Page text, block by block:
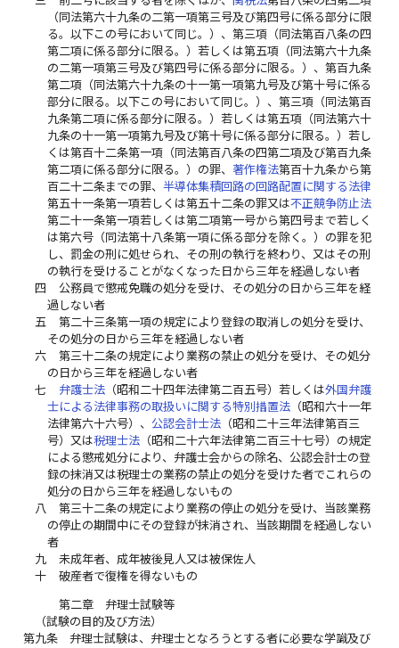
（同法第六十九条の二第一項第三号及び第四号に係る部分に限
る。以下この号において同じ。）、第三項（同法第百八条の四
第二項に係る部分に限る。）若しくは第五項（同法第六十九条
の二第一項第三号及び第四号に係る部分に限る。）、第百九条
第二項（同法第六十九条の十一第一項第九号及び第十号に係る
部分に限る。以下この号において同じ。）、第三項（同法第百
九条第二項に係る部分に限る。）若しくは第五項（同法第六十
九条の十一第一項第九号及び第十号に係る部分に限る。）若し
くは第百十二条第一項（同法第百八条の四第二項及び第百九条
第二項に係る部分に限る。）の罪、 著作権法第百十九条から第
百二十二条までの罪、 半導体集積回路の回路配置に関する法律
第五十一条第一項若しくは第五十二条の罪又は不正競争防止法
第二十一条第一項若しくは第二項第一号から第四号まで若しく
は第六号（同法第十八条第一項に係る部分を除く。）の罪を犯
し、罰金の刑に処せられ、その刑の執行を終わり、又はその刑
の執行を受けることがなくなった日から三年を経過しない者
四
公務員で懲戒免職の処分を受け、その処分の日から三年を経
過しない者
五
第二十三条第一項の規定により登録の取消しの処分を受け、
その処分の日から三年を経過しない者
六
第三十二条の規定により業務の禁止の処分を受け、その処分
の日から三年を経過しない者
七
弁護士法（昭和二十四年法律第二百五号）若しくは外国弁護
士による法律事務の取扱いに関する特別措置法（昭和六十一年
法律第六十六号）、 公認会計士法（昭和二十三年法律第百三
号）又は税理士法（昭和二十六年法律第二百三十七号）の規定
による懲戒処分により、弁護士会からの除名、公認会計士の登
録の抹消又は税理士の業務の禁止の処分を受けた者でこれらの
処分の日から三年を経過しないもの
八
第三十二条の規定により業務の停止の処分を受け、当該業務
の停止の期間中にその登録が抹消され、当該期間を経過しない
者
九
未成年者、成年被後見人又は被保佐人
十
破産者で復権を得ないもの
第二章 弁理士試験等
（試験の目的及び方法）
第九条
弁理士試験は、弁理士となろうとする者に必要な学識及び